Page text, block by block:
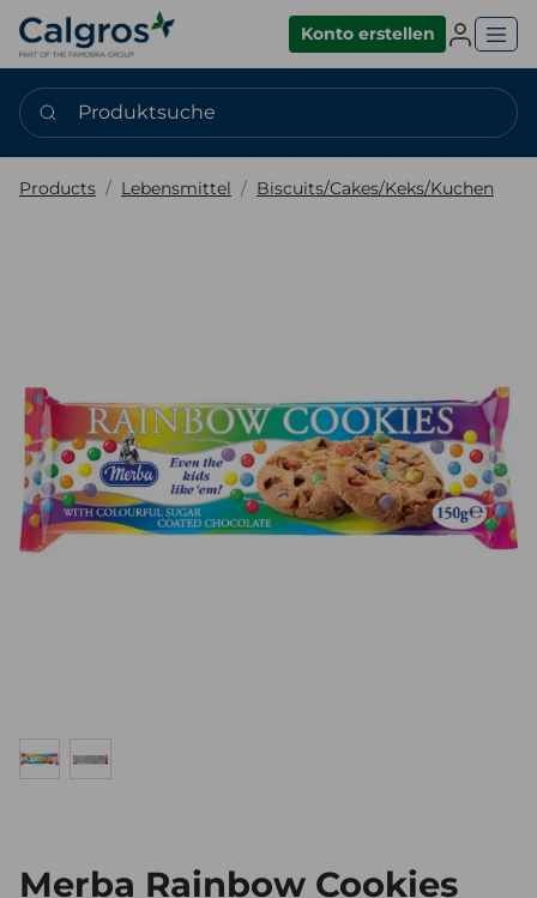
Konto erstellen
Produktsuche
Products Lebensmittel Biscuits/Cakes/Keks/Kuchen
Merba Rainbow Cookies